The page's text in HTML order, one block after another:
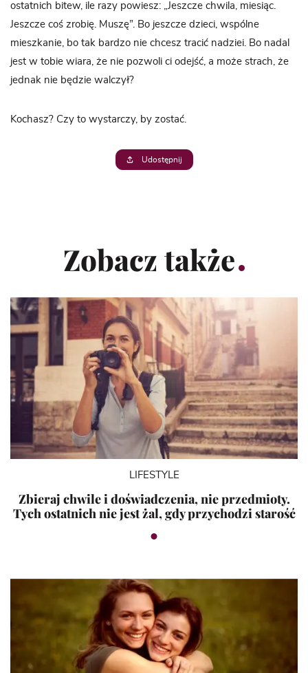
ostatnich bitew, ile razy powiesz: „Jeszcze chwila, miesiąc.
Jeszcze coś zrobię. Muszę”. Bo jeszcze dzieci, wspólne
mieszkanie, bo tak bardzo nie chcesz tracić nadziei. Bo nadal
jest w tobie wiara, że nie pozwoli ci odejść, a może strach, że
jednak nie będzie walczył?
Kochasz? Czy to wystarczy, by zostać.
Udostępnij
Zobacz także
LIFESTYLE
Zbieraj chwile i doświadczenia, nie przedmioty.
Tych ostatnich nie jest żal, gdy przychodzi starość